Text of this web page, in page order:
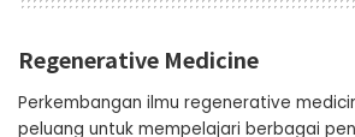
Regenerative Medicine
Perkembangan ilmu regenerative
peluang untuk mempelajari berbagai